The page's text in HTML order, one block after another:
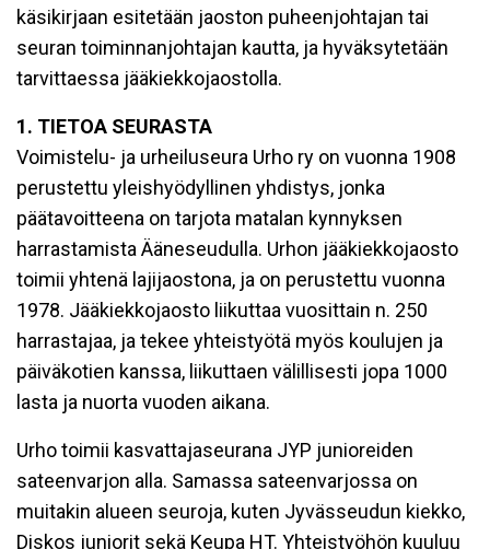
käsikirjaan esitetään jaoston puheenjohtajan tai
seuran toiminnanjohtajan kautta, ja hyväksytetään
tarvittaessa jääkiekkojaostolla.
1. TIETOA SEURASTA
Voimistelu- ja urheiluseura Urho ry on vuonna 1908
perustettu yleishyödyllinen yhdistys, jonka
päätavoitteena on tarjota matalan kynnyksen
harrastamista Ääneseudulla. Urhon jääkiekkojaosto
toimii yhtenä lajijaostona, ja on perustettu vuonna
1978. Jääkiekkojaosto liikuttaa vuosittain n. 250
harrastajaa, ja tekee yhteistyötä myös koulujen ja
päiväkotien kanssa, liikuttaen välillisesti jopa 1000
lasta ja nuorta vuoden aikana.
Urho toimii kasvattajaseurana JYP junioreiden
sateenvarjon alla. Samassa sateenvarjossa on
muitakin alueen seuroja, kuten Jyvässeudun kiekko,
Diskos juniorit sekä Keupa HT. Yhteistyöhön kuuluu